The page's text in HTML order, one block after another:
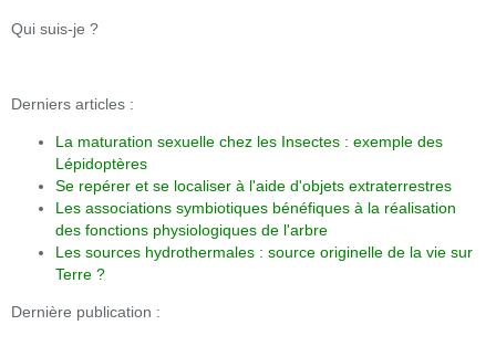
Qui suis-je ?
Derniers articles :
La maturation sexuelle chez les Insectes : exemple des
Lépidoptères
Se repérer et se localiser à l'aide d'objets extraterrestres
Les associations symbiotiques bénéfiques à la réalisation
des fonctions physiologiques de l'arbre
Les sources hydrothermales : source originelle de la vie sur
Terre ?
Dernière publication :